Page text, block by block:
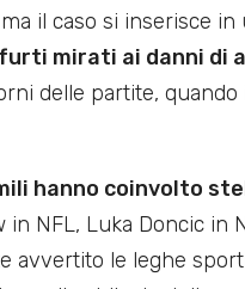
il caso si inserisce
furti mirati ai danni di
delle partite,
hanno coinvolto
in NFL, Luka Doncic in
avvertito le leghe